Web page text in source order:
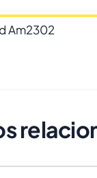
Am2302